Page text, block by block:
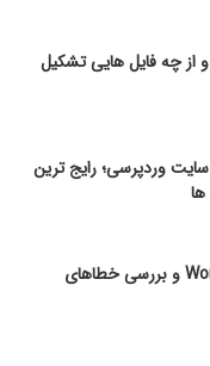
چه فایل­ هایی تشکیل
وردپرسی؛ رایج‌ ترین
نصب قالب در WordPress و بررسی خطاهای